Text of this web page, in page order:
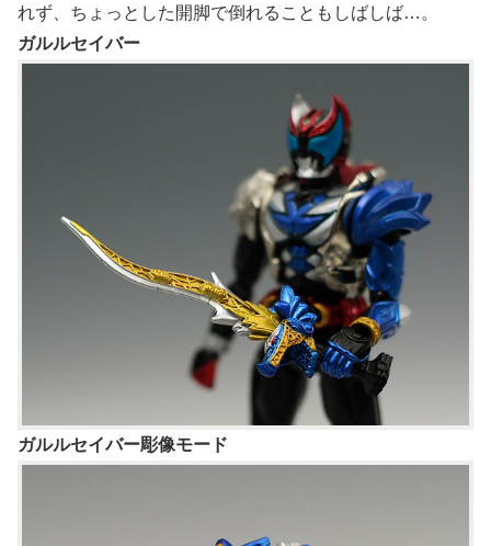
れず、ちょっとした開脚で倒れることもしばしば…。
ガルルセイバー
ガルルセイバー彫像モード